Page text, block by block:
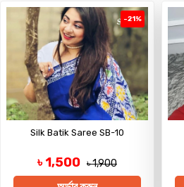
-21%
Silk Batik Saree SB-10
৳ 1,500 ৳ 1,900